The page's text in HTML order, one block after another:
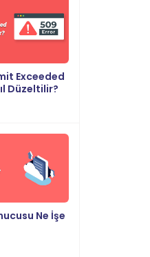
Exceeded
Düzeltilir?
Ne İşe